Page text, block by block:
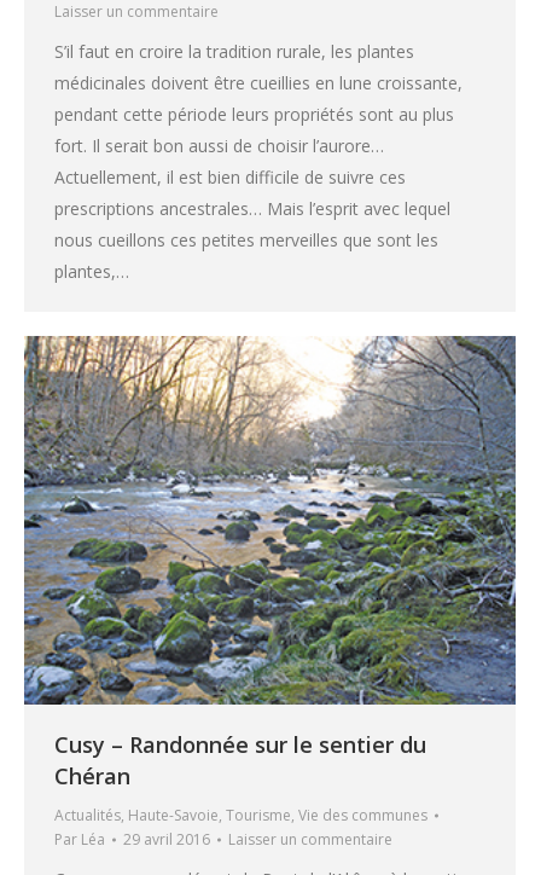
Laisser un commentaire
S’il faut en croire la tradition rurale, les plantes
médicinales doivent être cueillies en lune croissante,
pendant cette période leurs propriétés sont au plus
fort. Il serait bon aussi de choisir l’aurore…
Actuellement, il est bien difficile de suivre ces
prescriptions ancestrales… Mais l’esprit avec lequel
nous cueillons ces petites merveilles que sont les
plantes,…
Cusy – Randonnée sur le sentier du
Chéran
Actualités, Haute-Savoie, Tourisme, Vie des communes
Par Léa 29 avril 2016 Laisser un commentaire